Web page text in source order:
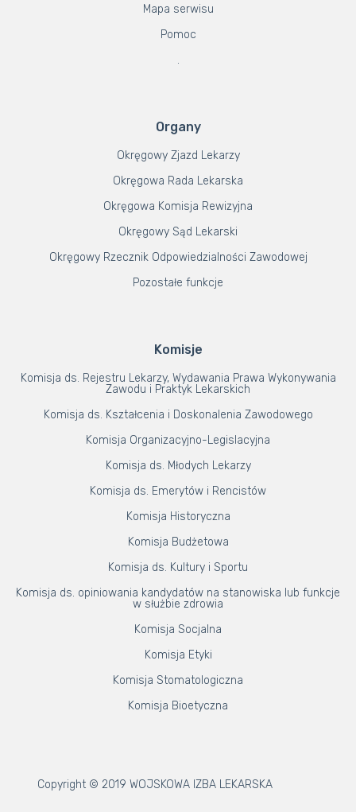
Mapa serwisu
Pomoc
.
Organy
Okręgowy Zjazd Lekarzy
Okręgowa Rada Lekarska
Okręgowa Komisja Rewizyjna
Okręgowy Sąd Lekarski
Okręgowy Rzecznik Odpowiedzialności Zawodowej
Pozostałe funkcje
Komisje
Komisja ds. Rejestru Lekarzy, Wydawania Prawa Wykonywania
Zawodu i Praktyk Lekarskich
Komisja ds. Kształcenia i Doskonalenia Zawodowego
Komisja Organizacyjno-Legislacyjna
Komisja ds. Młodych Lekarzy
Komisja ds. Emerytów i Rencistów
Komisja Historyczna
Komisja Budżetowa
Komisja ds. Kultury i Sportu
Komisja ds. opiniowania kandydatów na stanowiska lub funkcje
w służbie zdrowia
Komisja Socjalna
Komisja Etyki
Komisja Stomatologiczna
Komisja Bioetyczna
Copyright © 2019 WOJSKOWA IZBA LEKARSKA